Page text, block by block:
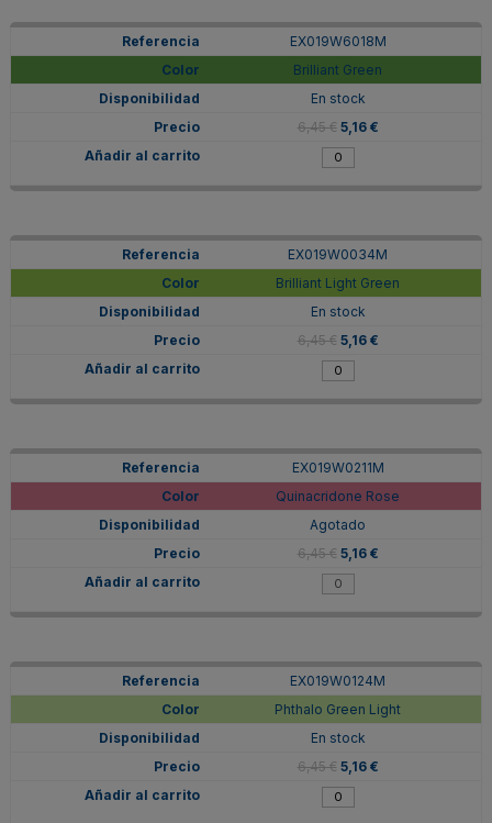
EX019W6018M
Brilliant Green
En stock
6,45 € 5,16 €
EX019W0034M
Brilliant Light Green
En stock
6,45 € 5,16 €
EX019W0211M
Quinacridone Rose
Agotado
6,45 € 5,16 €
EX019W0124M
Phthalo Green Light
En stock
6,45 € 5,16 €